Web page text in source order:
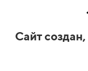
Сайт создан,